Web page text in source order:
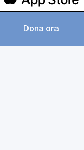
Dona ora